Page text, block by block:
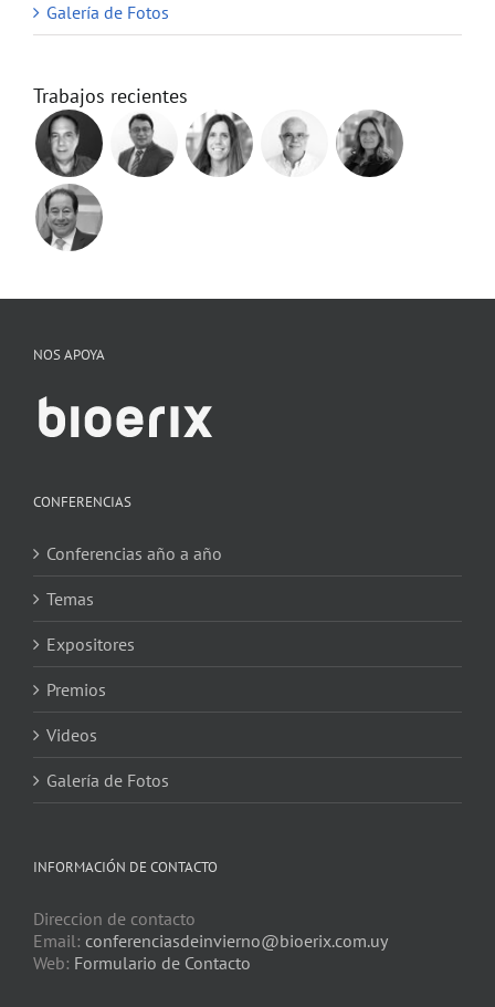
Galería de Fotos
Trabajos recientes
NOS APOYA
CONFERENCIAS
Conferencias año a año
Temas
Expositores
Premios
Videos
Galería de Fotos
INFORMACIÓN DE CONTACTO
Direccion de contacto
Email: conferenciasdeinvierno@bioerix.com.uy
Web: Formulario de Contacto